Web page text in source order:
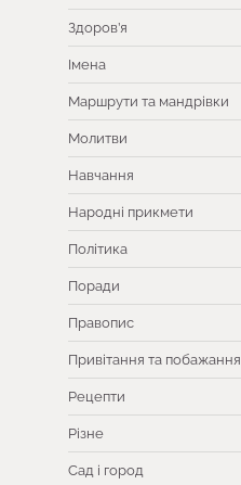
Здоров’я
Імена
Маршрути та мандрівки
Молитви
Навчання
Народні прикмети
Політика
Поради
Правопис
Привітання та побажання
Рецепти
Різне
Сад і город